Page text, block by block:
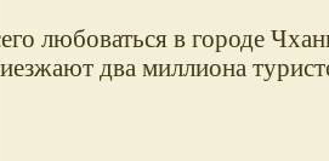
любоваться в городе
два миллиона